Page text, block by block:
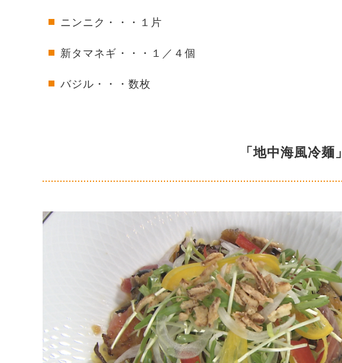
ニンニク・・・１片
新タマネギ・・・１／４個
バジル・・・数枚
「地中海風冷麺」